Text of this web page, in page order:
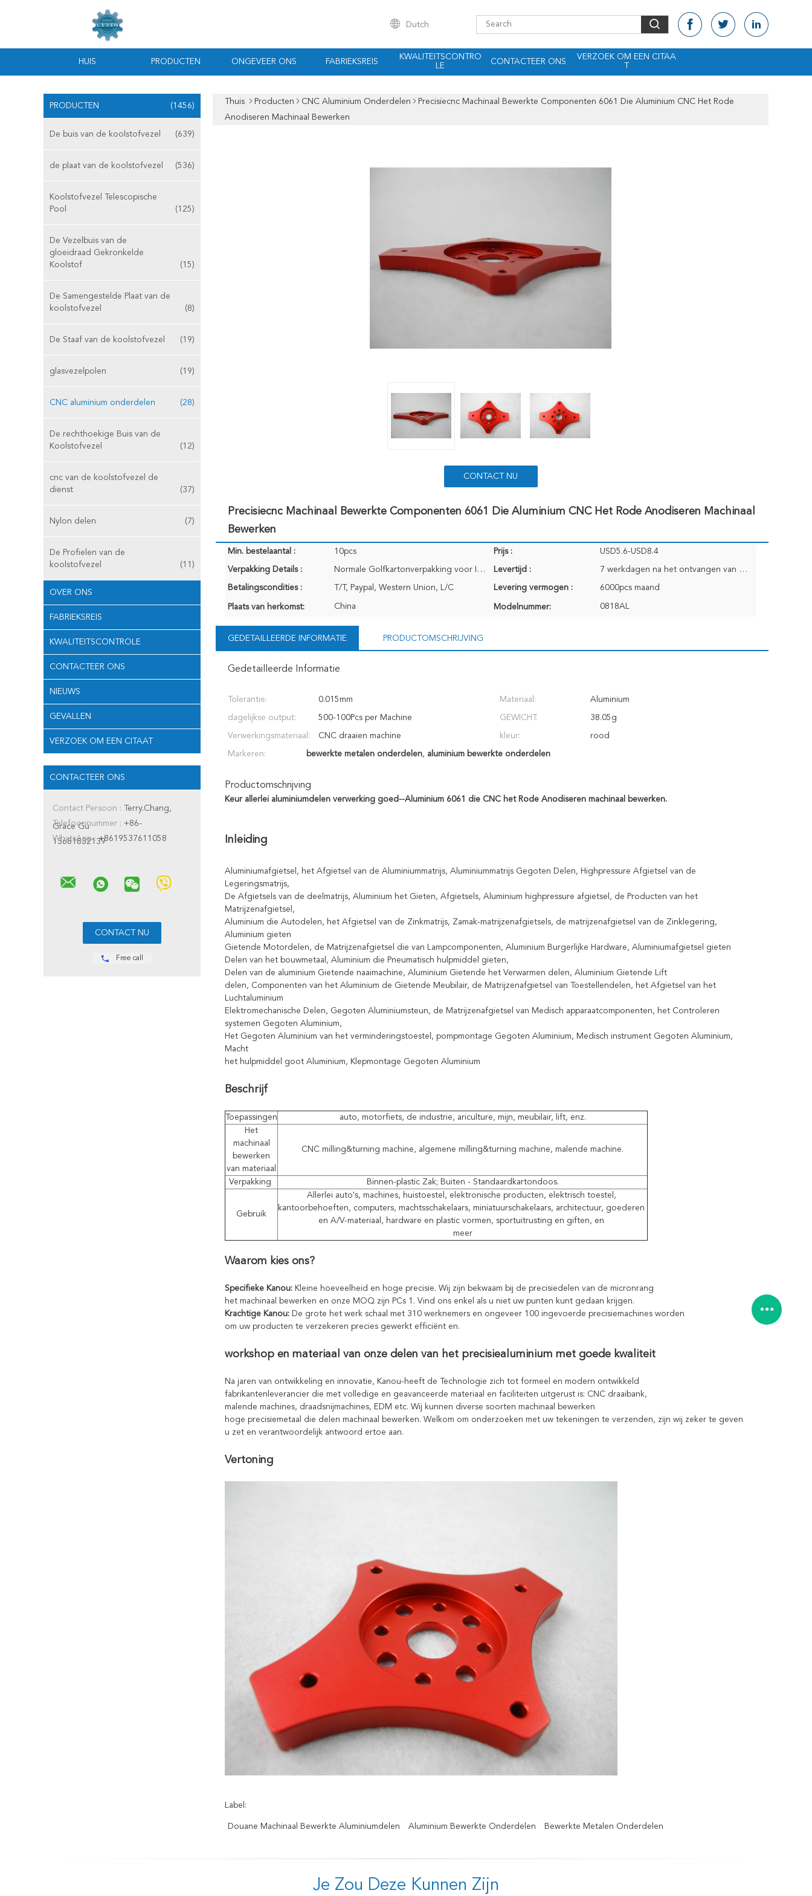
Dutch
HUIS PRODUCTEN ONGEVEER ONS FABRIEKSREIS
KWALITEITSCONTRO
LE
CONTACTEER ONS
VERZOEK OM EEN CITAA
PRODUCTEN (1456)
De buis van de koolstofvezel (639)
de plaat van de koolstofvezel (536)
Koolstofvezel Telescopische
Pool
(125)
De Vezelbuis van de
gloeidraad Gekronkelde
Koolstof
(15)
De Samengestelde Plaat van de
koolstofvezel
(8)
De Staaf van de koolstofvezel (19)
glasvezelpolen (19)
CNC aluminium onderdelen (28)
De rechthoekige Buis van de
Koolstofvezel
(12)
cnc van de koolstofvezel de
dienst
(37)
Nylon delen (7)
De Profielen van de
koolstofvezel
(11)
OVER ONS
FABRIEKSREIS
KWALITEITSCONTROLE
CONTACTEER ONS
NIEUWS
GEVALLEN
VERZOEK OM EEN CITAAT
CONTACTEER ONS
Contact Persoon : Terry.Chang,
Grace Gu
Telefoonnummer : +86-
13681832139
WhatsApp :+8619537611058
Free call
Thuis Producten CNC Aluminium Onderdelen
Precisiecnc Machinaal Bewerkte Componenten 6061 Die Aluminium CNC Het Rode
Anodiseren Machinaal Bewerken
CONTACT NU
Precisiecnc Machinaal Bewerkte Componenten 6061 Die Aluminium CNC Het Rode Anodiseren Machinaal
Bewerken
Min. bestelaantal : 10pcs Prijs : USD5.6-USD8.4
Verpakking Details : Normale Golfkartonverpakking voor Internationaal vervoer Levertijd : 7 werkdagen na het ontvangen van Ordebetaling
Betalingscondities : T/T, Paypal, Western Union, L/C Levering vermogen : 6000pcs maand
Plaats van herkomst: China Modelnummer: 0818AL
GEDETAILLEERDE INFORMATIE PRODUCTOMSCHRIJVING
Gedetailleerde Informatie
Tolerantie: 0.015mm Materiaal: Aluminium
dagelijkse output: 500-100Pcs per Machine GEWICHT: 38.05g
Verwerkingsmateriaal: CNC draaien machine kleur: rood
Markeren: bewerkte metalen onderdelen, aluminium bewerkte onderdelen
Productomschrijving
Keur allerlei aluminiumdelen verwerking goed--Aluminium 6061 die CNC het Rode Anodiseren machinaal bewerken.
Inleiding
Aluminiumafgietsel, het Afgietsel van de Aluminiummatrijs, Aluminiummatrijs Gegoten Delen, Highpressure Afgietsel van de
Legeringsmatrijs,
De Afgietsels van de deelmatrijs, Aluminium het Gieten, Afgietsels, Aluminium highpressure afgietsel, de Producten van het
Matrijzenafgietsel,
Aluminium die Autodelen, het Afgietsel van de Zinkmatrijs, Zamak-matrijzenafgietsels, de matrijzenafgietsel van de Zinklegering,
Aluminium gieten
Gietende Motordelen, de Matrijzenafgietsel die van Lampcomponenten, Aluminium Burgerlijke Hardware, Aluminiumafgietsel gieten
Delen van het bouwmetaal, Aluminium die Pneumatisch hulpmiddel gieten,
Delen van de aluminium Gietende naaimachine, Aluminium Gietende het Verwarmen delen, Aluminium Gietende Lift
delen, Componenten van het Aluminium de Gietende Meubilair, de Matrijzenafgietsel van Toestellendelen, het Afgietsel van het
Luchtaluminium
Elektromechanische Delen, Gegoten Aluminiumsteun, de Matrijzenafgietsel van Medisch apparaatcomponenten, het Controleren
systemen Gegoten Aluminium,
Het Gegoten Aluminium van het verminderingstoestel, pompmontage Gegoten Aluminium, Medisch instrument Gegoten Aluminium,
Macht
het hulpmiddel goot Aluminium, Klepmontage Gegoten Aluminium
Beschrijf
Toepassingen
auto, motorfiets, de industrie, ariculture, mijn, meubilair, lift, enz.
Het
machinaal
bewerken
van materiaal
CNC milling&turning machine, algemene milling&turning machine, malende machine.
Verpakking Binnen-plastic Zak; Buiten - Standaardkartondoos.
Gebruik
Allerlei auto's, machines, huistoestel, elektronische producten, elektrisch toestel,
kantoorbehoeften, computers, machtsschakelaars, miniatuurschakelaars, architectuur, goederen
en A/V-materiaal, hardware en plastic vormen, sportuitrusting en giften, en
meer
Waarom kies ons?
Specifieke Kanou: Kleine hoeveelheid en hoge precisie. Wij zijn bekwaam bij de precisiedelen van de micronrang
het machinaal bewerken en onze MOQ zijn PCs 1. Vind ons enkel als u niet uw punten kunt gedaan krijgen.
Krachtige Kanou: De grote het werk schaal met 310 werknemers en ongeveer 100 ingevoerde precisiemachines worden
om uw producten te verzekeren precies gewerkt efficiënt en.
workshop en materiaal van onze delen van het precisiealuminium met goede kwaliteit
Na jaren van ontwikkeling en innovatie, Kanou-heeft de Technologie zich tot formeel en modern ontwikkeld
fabrikantenleverancier die met volledige en geavanceerde materiaal en faciliteiten uitgerust is: CNC draaibank,
malende machines, draadsnijmachines, EDM etc. Wij kunnen diverse soorten machinaal bewerken
hoge precisiemetaal die delen machinaal bewerken. Welkom om onderzoeken met uw tekeningen te verzenden, zijn wij zeker te geven
u zet en verantwoordelijk antwoord ertoe aan.
Vertoning
Label:
Douane Machinaal Bewerkte Aluminiumdelen Aluminium Bewerkte Onderdelen Bewerkte Metalen Onderdelen
Je Zou Deze Kunnen Zijn